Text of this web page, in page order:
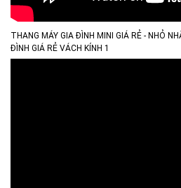
THANG MÁY GIA ĐÌNH MINI GIÁ RẺ - NHỎ
ĐÌNH GIÁ RẺ VÁCH KÍNH 1